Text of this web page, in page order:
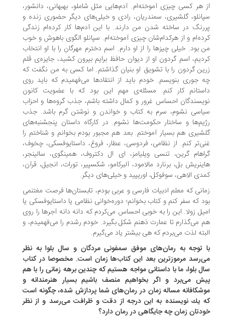
هر کسی چیزی آموخته‌ام. آدم‌هایی مثل شاملو، بهبهانی، دانشور،
گلشیری، سمندریان، رادی و خیلی‌های دیگر حضوری زنده و
در ساخته شدن من دارند. با این آدم‌ها کار کرده‌ام زندگی
و از هرکدام‌شان چیزی آموخته‌ام. سپانلو الگوی باهوش و خوب
بود. خیلی چیزها را از او دارم. اسم دخترم مهرگان را با او انتخاب
اسم گردون او از دیوان حافظ برایم بیرون کشید، جایزه‌ی قلم
گردون را با تشویق او بنیان گذاشتم. اما کسی به من نگفت که
جوری بنویسم. خودم باید از انتقادها می‌فهمیدم که باید روی
کار کنم. مسئله‌ی مهم این بود که با عضویت کانون
احساس غرور و کمال داشته باشم، جذب گروه‌ها و احزاب
نشوم، سرم به کتاب و خواندن و نوشتن گرم باشد. جذب
و ساختار حکومت‌ها نشوم. در کارگاه داستان پنجشنبه‌های
هم بسیار آموختم. بعد هم مجبور بودم بخوانم و شناختم را
کنم. از نظامی، فردوسی، عطار، فروغ، داستایوفسکی، چخوف،
گرین، تنسی ویلیامز، ای ال دکتروف، همینگوی، سالینجر،
بل، برنارد مالامود، آلبرکامو، شکسپیر، تورات، انجیل، قرآن،
الاهی، سوفوکل، اوریپید و خیلی‌های دیگر.
که معلم ادبیات فارسی و عربی بودم، تابستان‌ها فرصت مغتنمی
که سفر کنم و کتاب بخوانم؛ دوره‌خوانی نظامی یا داستایوفسکی یا
زولا. این را به خوبی احساس می‌کردم که دانه دانه آجرها را روی
می‌گذارم تا عمارت ذهنم شکل بگیرد. خودم رشدم را می‌فهمیدم، و
لذت می‌بردم که هی بیشتر یاد می‌گیرم.
توجه به رمان‌های موفق سمفونی مردگان و سال بلوا به نظر
مرموزترین بعد این كتاب‌ها زمان است. مخصوصا در كتاب
بلوا، ما با داستانی مواجه هستیم كه چندین برهه زمانی را با هم
می‌برد و اگر بخواهیم منصف باشیم بسیار هنرمندانه و
مساله زمان در رمان‌های شما پردازش شده، چگونه است
یك نویسنده به این درجه از دقت و ظرافت می‌رسد و از نظر
زمان چه جایگاهی در رمان دارد؟